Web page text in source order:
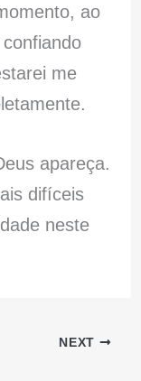
ao
me
apareça.
difíceis
neste
NEXT